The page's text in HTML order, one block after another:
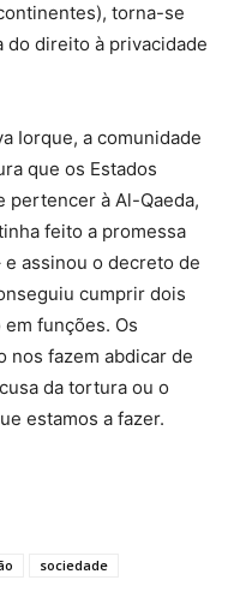
torna-se
do direito à privacidade
Iorque, a comunidade
que os Estados
pertencer à Al-Qaeda,
feito a promessa
assinou o decreto de
cumprir dois
funções. Os
nos fazem abdicar de
da tortura ou o
estamos a fazer.
sociedade